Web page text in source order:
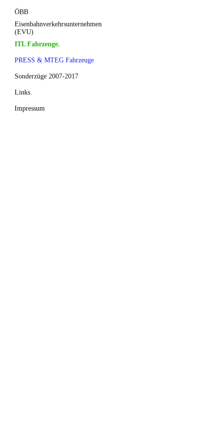
ÖBB
Eisenbahnverkehrsunternehmen
(EVU)
ITL Fahrzeuge.
PRESS & MTEG Fahrzeuge
Sonderzüge 2007-2017
Links.
Impressum